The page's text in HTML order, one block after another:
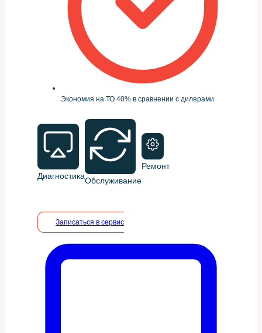
Экономия на ТО 40% в сравнении с дилерами
ДиагностикаОбслуживание
Ремонт
Записаться в сервис